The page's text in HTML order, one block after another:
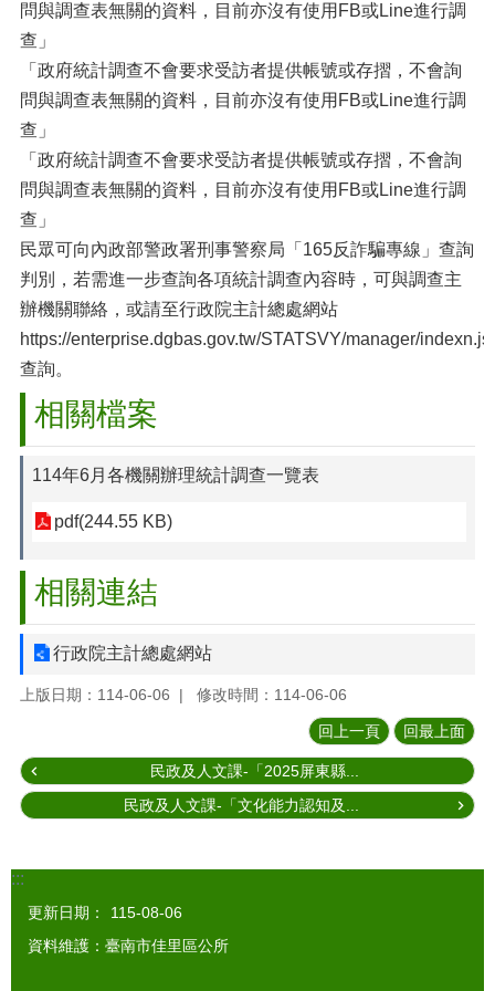
問與調查表無關的資料，目前亦沒有使用FB或Line進行調
查」
「政府統計調查不會要求受訪者提供帳號或存摺，不會詢
問與調查表無關的資料，目前亦沒有使用FB或Line進行調
查」
「政府統計調查不會要求受訪者提供帳號或存摺，不會詢
問與調查表無關的資料，目前亦沒有使用FB或Line進行調
查」
民眾可向內政部警政署刑事警察局「165反詐騙專線」查詢
判別，若需進一步查詢各項統計調查內容時，可與調查主
辦機關聯絡，或請至行政院主計總處網站
https://enterprise.dgbas.gov.tw/STATSVY/manager/
查詢。
相關檔案
114年6月各機關辦理統計調查一覽表
pdf(244.55 KB)
相關連結
行政院主計總處網站
上版日期：114-06-06 修改時間：114-06-06
回上一頁 回最上面
民政及人文課-「2025屏東縣...
民政及人文課-「文化能力認知及...
:::
更新日期：
115-08-06
資料維護：臺南市佳里區公所